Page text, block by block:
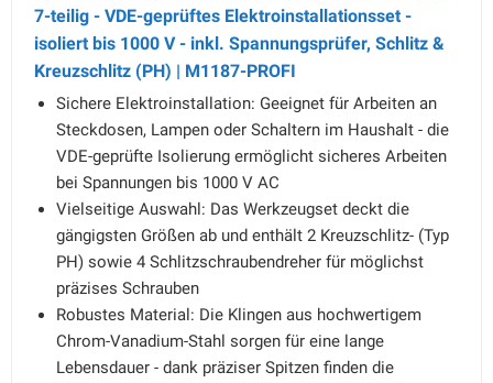
7-teilig - VDE-geprüftes Elektroinstallationsset -
isoliert bis 1000 V - inkl. Spannungsprüfer, Schlitz &
Kreuzschlitz (PH) | M1187-PROFI
Sichere Elektroinstallation: Geeignet für Arbeiten an
Steckdosen, Lampen oder Schaltern im Haushalt - die
VDE-geprüfte Isolierung ermöglicht sicheres Arbeiten
bei Spannungen bis 1000 V AC
Vielseitige Auswahl: Das Werkzeugset deckt die
gängigsten Größen ab und enthält 2 Kreuzschlitz- (Typ
PH) sowie 4 Schlitzschraubendreher für möglichst
präzises Schrauben
Robustes Material: Die Klingen aus hochwertigem
Chrom-Vanadium-Stahl sorgen für eine lange
Lebensdauer - dank präziser Spitzen finden die